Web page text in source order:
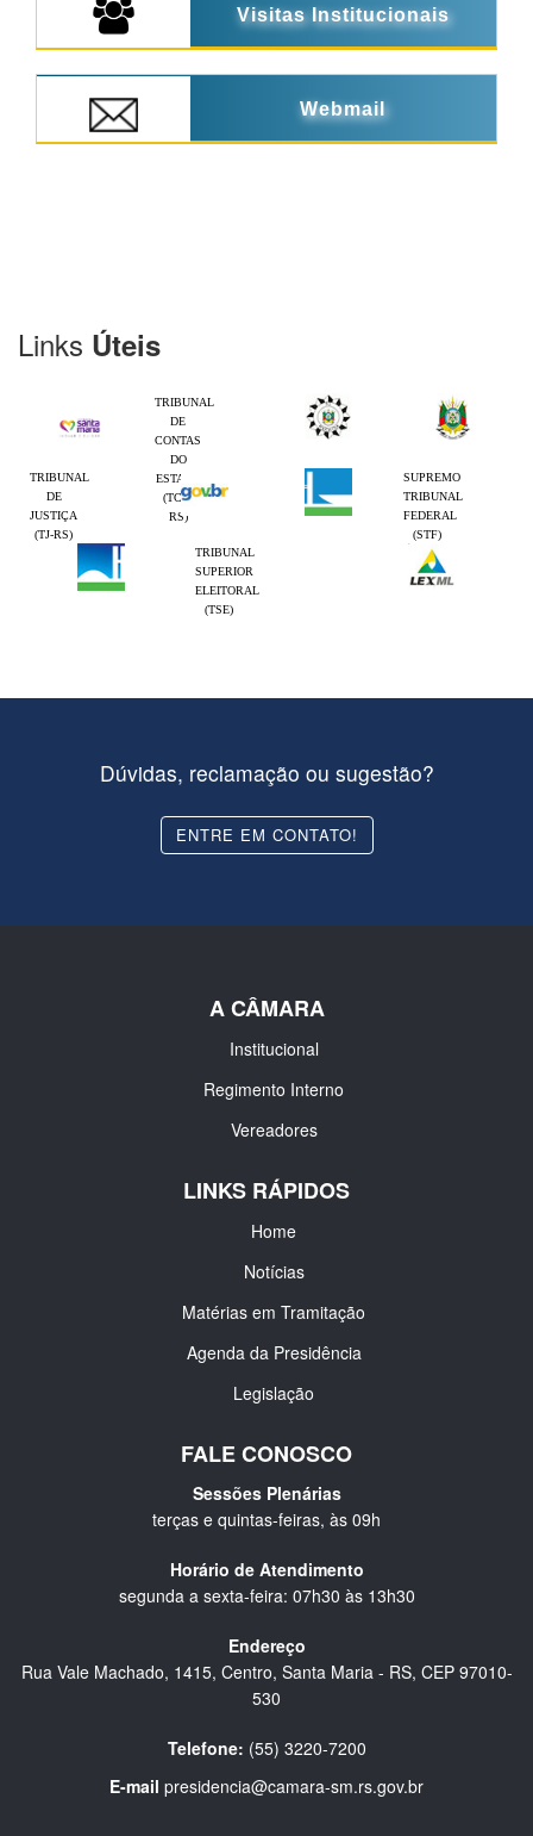
Visitas Institucionais
Webmail
Links Úteis
TRIBUNAL
DE
CONTAS
DO
ESTADO
(TCE-
RS)
TRIBUNAL
DE
JUSTIÇA
(TJ-RS)
SUPREMO
TRIBUNAL
FEDERAL
(STF)
TRIBUNAL
SUPERIOR
ELEITORAL
(TSE)
Dúvidas, reclamação ou sugestão?
ENTRE EM CONTATO!
A CÂMARA
Institucional
Regimento Interno
Vereadores
LINKS RÁPIDOS
Home
Notícias
Matérias em Tramitação
Agenda da Presidência
Legislação
FALE CONOSCO
Sessões Plenárias
terças e quintas-feiras, às 09h
Horário de Atendimento
segunda a sexta-feira: 07h30 às 13h30
Endereço
Rua Vale Machado, 1415, Centro, Santa Maria - RS, CEP 97010-
530
Telefone: (55) 3220-7200
E-mail presidencia@camara-sm.rs.gov.br